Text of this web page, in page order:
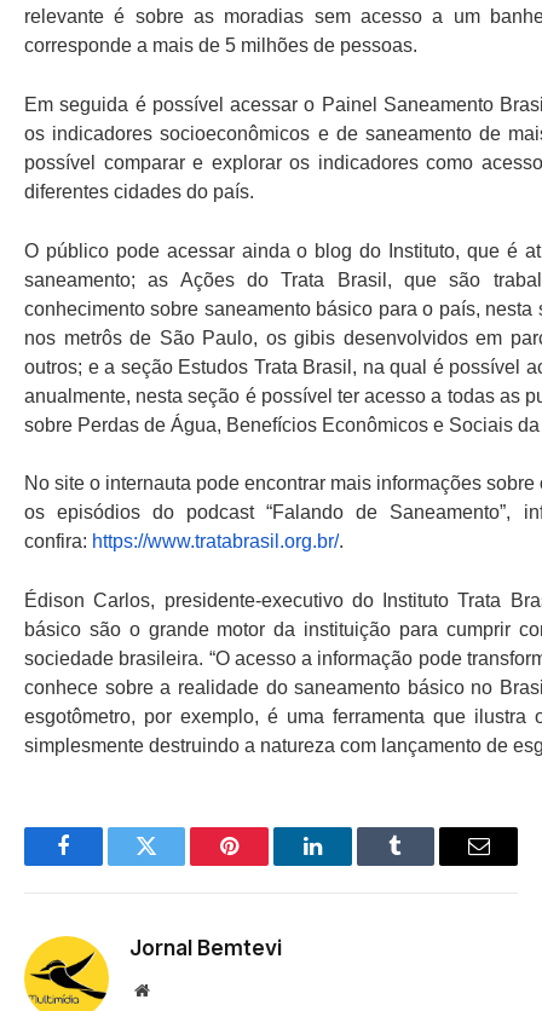
relevante é sobre as moradias sem acesso a um
corresponde a mais de 5 milhões de pessoas.
Em seguida é possível acessar o Painel Saneamento
os indicadores socioeconômicos e de saneamento de
possível comparar e explorar os indicadores como
diferentes cidades do país.
O público pode acessar ainda o blog do Instituto, que é
saneamento; as Ações do Trata Brasil, que são
conhecimento sobre saneamento básico para o país,
nos metrôs de São Paulo, os gibis desenvolvidos em
outros; e a seção Estudos Trata Brasil, na qual é possível
anualmente, nesta seção é possível ter acesso a todas as
sobre Perdas de Água, Benefícios Econômicos e Sociais
No site o internauta pode encontrar mais informações
os episódios do podcast “Falando de Saneamento”,
confira: https://www.tratabrasil.org.br/.
Édison Carlos, presidente-executivo do Instituto Trata
básico são o grande motor da instituição para cumprir
sociedade brasileira. “O acesso a informação pode
conhece sobre a realidade do saneamento básico no
esgotômetro, por exemplo, é uma ferramenta que
simplesmente destruindo a natureza com lançamento de
FacebookTwitter Pinterest LinkedInTumblr Email
Jornal Bemtevi
Website